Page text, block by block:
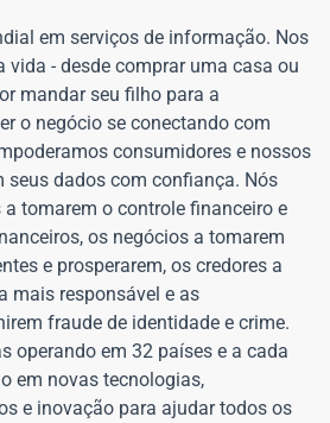
em serviços de informação. Nos
vida - desde comprar uma casa ou
mandar seu filho para a
o negócio se conectando com
consumidores e nossos
seus dados com confiança. Nós
tomarem o controle financeiro e
os negócios a tomarem
e prosperarem, os credores a
mais responsável e as
fraude de identidade e crime.
operando em 32 países e a cada
em novas tecnologias,
e inovação para ajudar todos os